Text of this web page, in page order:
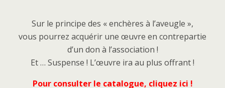
Sur le principe des « enchères à l’aveugle »,
vous pourrez acquérir une œuvre en contrepartie
d’un don à l’association !
Et … Suspense ! L’œuvre ira au plus offrant !
Pour consulter le catalogue, cliquez ici !